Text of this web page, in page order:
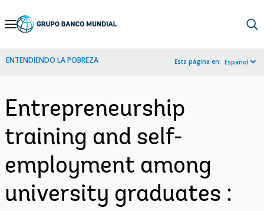
Skip
Navigation
ENTENDIENDO LA POBREZA Esta página en: Español
Entrepreneurship
training and self-
employment among
university graduates :